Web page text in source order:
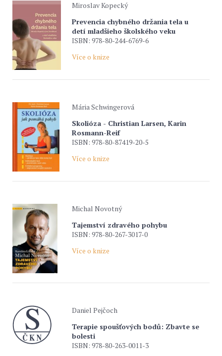
Miroslav Kopecký
Prevencia chybného držania tela u
detí mladšieho školského veku
ISBN: 978-80-244-6769-6
Více o knize
Mária Schwingerová
Skolióza - Christian Larsen, Karin
Rosmann-Reif
ISBN: 978-80-87419-20-5
Více o knize
Michal Novotný
Tajemství zdravého pohybu
ISBN: 978-80-267-3017-0
Více o knize
Daniel Pejčoch
Terapie spoušťových bodů: Zbavte se
bolesti
ISBN: 978-80-263-0011-3